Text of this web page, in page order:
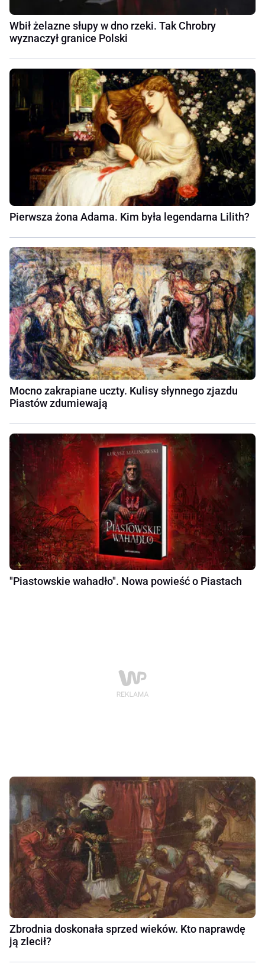
Wbił żelazne słupy w dno rzeki. Tak Chrobry
wyznaczył granice Polski
Pierwsza żona Adama. Kim była legendarna Lilith?
Mocno zakrapiane uczty. Kulisy słynnego zjazdu
Piastów zdumiewają
"Piastowskie wahadło". Nowa powieść o Piastach
Zbrodnia doskonała sprzed wieków. Kto naprawdę
ją zlecił?